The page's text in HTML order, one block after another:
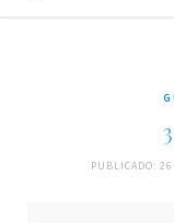
PUBLICADO: